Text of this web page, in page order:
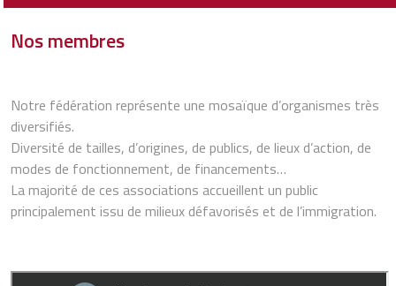
Nos membres
Notre fédération représente une mosaïque d’organismes très
diversifiés.
Diversité de tailles, d’origines, de publics, de lieux d’action, de
modes de fonctionnement, de financements…
La majorité de ces associations accueillent un public
principalement issu de milieux défavorisés et de l’immigration.